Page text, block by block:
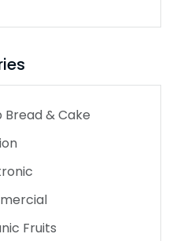
Bread & Cake
Fruits